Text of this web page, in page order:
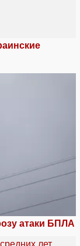
атаки БПЛА